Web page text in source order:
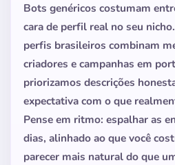
Bots genéricos costumam
cara de perfil real no seu
perfis brasileiros combinam
criadores e campanhas em
priorizamos descrições
expectativa com o que
Pense em ritmo: espalhar as
dias, alinhado ao que você
parecer mais natural do que